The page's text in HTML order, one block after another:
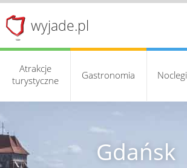
wyjade.pl
Atrakcje
turystyczne
Gastronomia Noclegi
Gdańsk